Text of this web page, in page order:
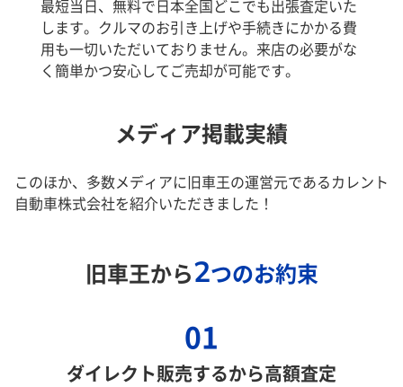
最短当日、無料で日本全国どこでも出張査定いた
します。クルマのお引き上げや手続きにかかる費
用も一切いただいておりません。来店の必要がな
く簡単かつ安心してご売却が可能です。
メディア掲載実績
このほか、多数メディアに旧車王の運営元であるカレント
自動車株式会社を紹介いただきました！
旧車王から2つのお約束
01
ダイレクト販売するから高額査定